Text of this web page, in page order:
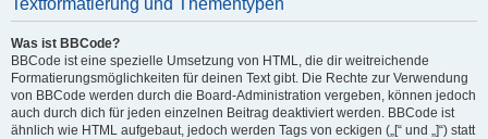
Textformatierung und Thementypen
Was ist BBCode?
BBCode ist eine spezielle Umsetzung von HTML, die dir weitreichende
Formatierungsmöglichkeiten für deinen Text gibt. Die Rechte zur Verwendung
von BBCode werden durch die Board-Administration vergeben, können jedoch
auch durch dich für jeden einzelnen Beitrag deaktiviert werden. BBCode ist
ähnlich wie HTML aufgebaut, jedoch werden Tags von eckigen („[“ und „]“) statt